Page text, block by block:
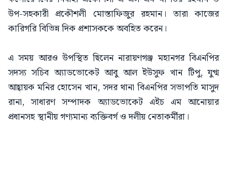
উপ-সহকারী প্রকৌশলী মোস্তাফিজুর রহমান। তারা কাজের
কারিগরি বিভিন্ন দিক প্রশাসককে অবহিত করেন।
এ সময় আরও উপস্থিত ছিলেন নারায়ণগঞ্জ মহানগর বিএনপির
সদস্য সচিব অ্যাডভোকেট আবু আল ইউসুফ খান টিপু, যুগ্ম
আহ্বায়ক মনির হোসেন খান, সদর থানা বিএনপির সভাপতি মাসুদ
রানা, সাধারণ সম্পাদক অ্যাডভোকেট এইচ এম আনোয়ার
প্রধানসহ স্থানীয় গণ্যমান্য ব্যক্তিবর্গ ও দলীয় নেতাকর্মীরা।